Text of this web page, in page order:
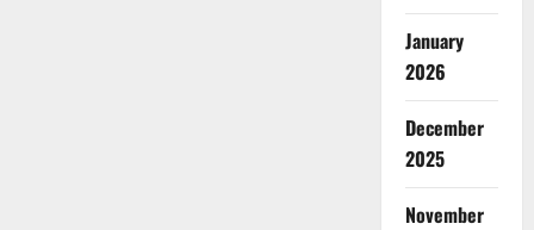
January
2026
December
2025
November